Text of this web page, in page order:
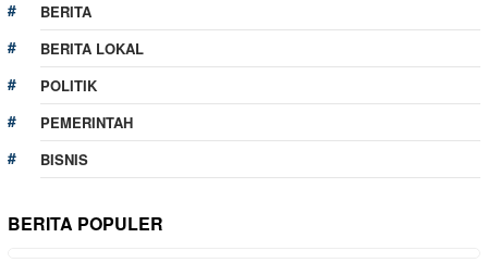
BERITA
BERITA LOKAL
POLITIK
PEMERINTAH
BISNIS
BERITA POPULER